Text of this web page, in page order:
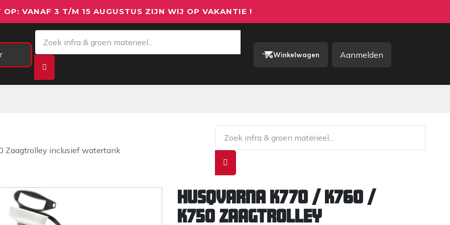
OP: VANAF 3 T/M 15 AUGUSTUS ZIJN WIJ OP VAKANTIE !
Winkelwagen Aanmelden
Zaagtrolley inclusief watertank
Husqvarna K770 / K760 /
K750 Zaagtrolley